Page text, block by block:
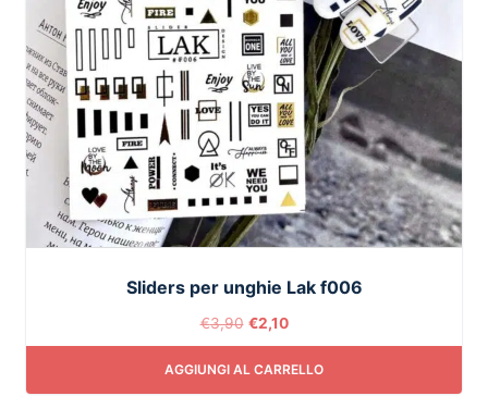
Sliders per unghie Lak f006
€3,90 €2,10
AGGIUNGI AL CARRELLO